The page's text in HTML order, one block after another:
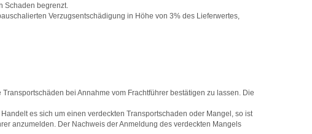
Schaden begrenzt.
Verzugsentschädigung in Höhe von 3% des Lieferwertes,
bei Annahme vom Frachtführer bestätigen zu lassen. Die
es sich um einen verdeckten Transportschaden oder Mangel, so ist
anzumelden. Der Nachweis der Anmeldung des verdeckten Mangels